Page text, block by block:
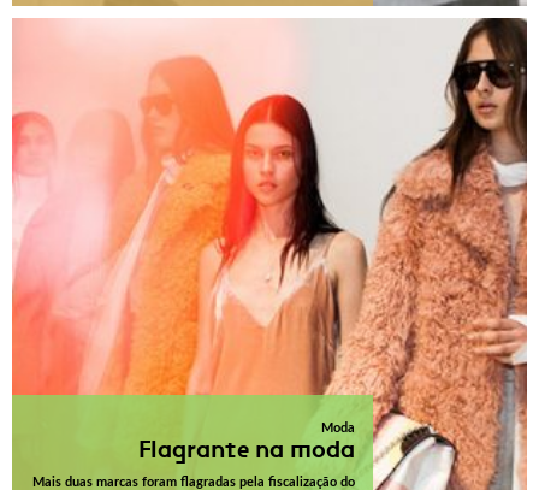
Moda
Flagrante na moda
Mais duas marcas foram flagradas pela fiscalização do